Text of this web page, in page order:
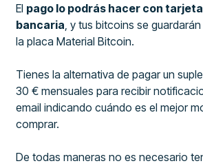
El pago lo podrás hacer con
bancaria, y tus bitcoins se
la placa Material Bitcoin.
Tienes la alternativa de pagar un
30 € mensuales para recibir
email indicando cuándo es el mejor
comprar.
De todas maneras no es necesario